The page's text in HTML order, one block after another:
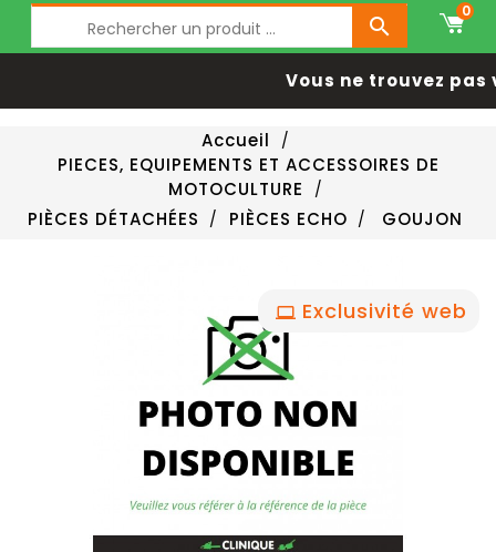

0
Vous ne trouvez pas
Accueil
PIECES, EQUIPEMENTS ET ACCESSOIRES DE
MOTOCULTURE
PIÈCES DÉTACHÉES
PIÈCES ECHO GOUJON
Exclusivité web